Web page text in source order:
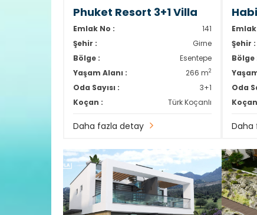
Phuket Resort 3+1 Villa
Emlak No :
141
Şehir :
Girne
Bölge :
Esentepe
Yaşam Alanı :
266 m2
Oda Sayısı :
3+1
Koçan :
Türk Koçanlı
Daha fazla detay
Şehir :
Bölge
Oda
Daha